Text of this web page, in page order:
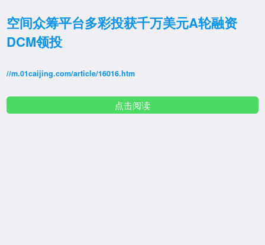
空间众筹平台多彩投获千万美元A轮融资
DCM领投
//m.01caijing.com/article/16016.htm
点击阅读